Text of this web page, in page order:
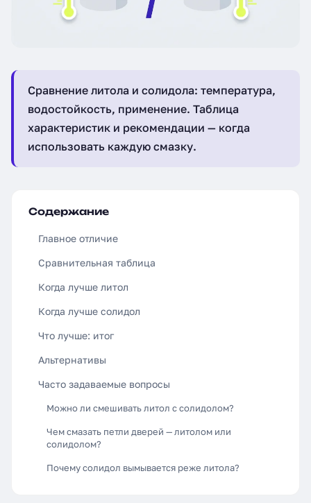
Сравнение литола и солидола: температура,
водостойкость, применение. Таблица
характеристик и рекомендации — когда
использовать каждую смазку.
Содержание
Главное отличие
Сравнительная таблица
Когда лучше литол
Когда лучше солидол
Что лучше: итог
Альтернативы
Часто задаваемые вопросы
Можно ли смешивать литол с солидолом?
Чем смазать петли дверей — литолом или
солидолом?
Почему солидол вымывается реже литола?